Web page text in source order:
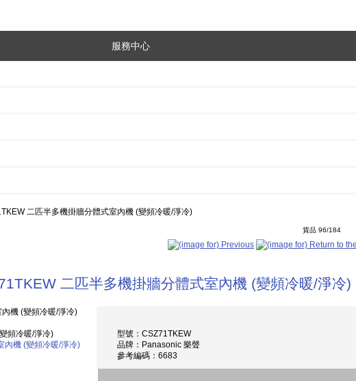
服務中心
二匹半多機掛牆分體式室內機 (變頻冷暖/淨冷)
貨品 96/184
二匹半多機掛牆分體式室內機 (變頻冷暖/淨冷)
頻冷暖/淨冷)
型號：CSZ71TKEW
品牌：Panasonic 樂聲
參考編碼：6683